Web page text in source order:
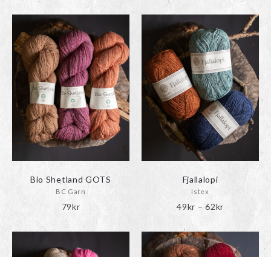
Bio Shetland GOTS
BC Garn
79kr
Fjallalopi
Istex
49kr – 62kr
till
62kr